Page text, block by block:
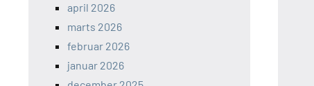
april 2026
marts 2026
februar 2026
januar 2026